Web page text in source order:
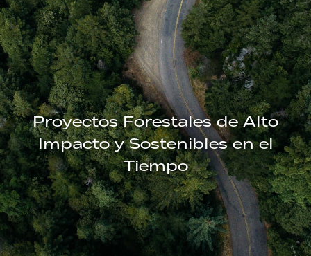
Proyectos Forestales de Alto
Impacto y Sostenibles en el
Tiempo